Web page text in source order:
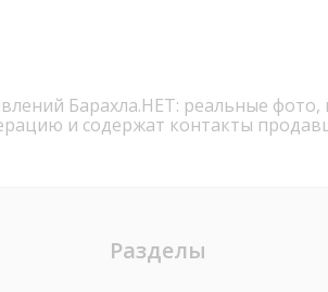
Барахла.НЕТ: реальные
и содержат контакты
Разделы